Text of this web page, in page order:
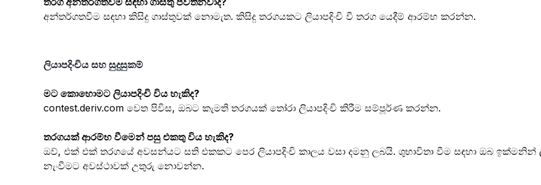
අන්තර්ගතවීම සඳහා කිසිදු ගාස්තුවක් නොමැත. කිසිදු තරගයකට ලියාපදිංචි වී තරග යෙදීම් ආරම්භ කරන්න.
ලියාපදිංචිය සහ සුදුසුකම්
මට කොහොමට ලියාපදිංචි විය හැකිද?
contest.deriv.com වෙත පිවිස, ඔබට කැමති තරගයක් තෝරා ලියාපදිංචි කිරීම සම්පූර්ණ කරන්න.
තරගයක් ආරම්භ වීමෙන් පසු එකතු විය හැකිද?
ඔව්, එක් එක් තරගයේ අවසන්යට සති එකකට පෙර ලියාපදිංචි කාලය වසා දමනු ලබයි. ශුභාවිතා වීම සඳහා ඔබ
නැංවීමට අවස්ථාවක් උතුරු නොවන්න.